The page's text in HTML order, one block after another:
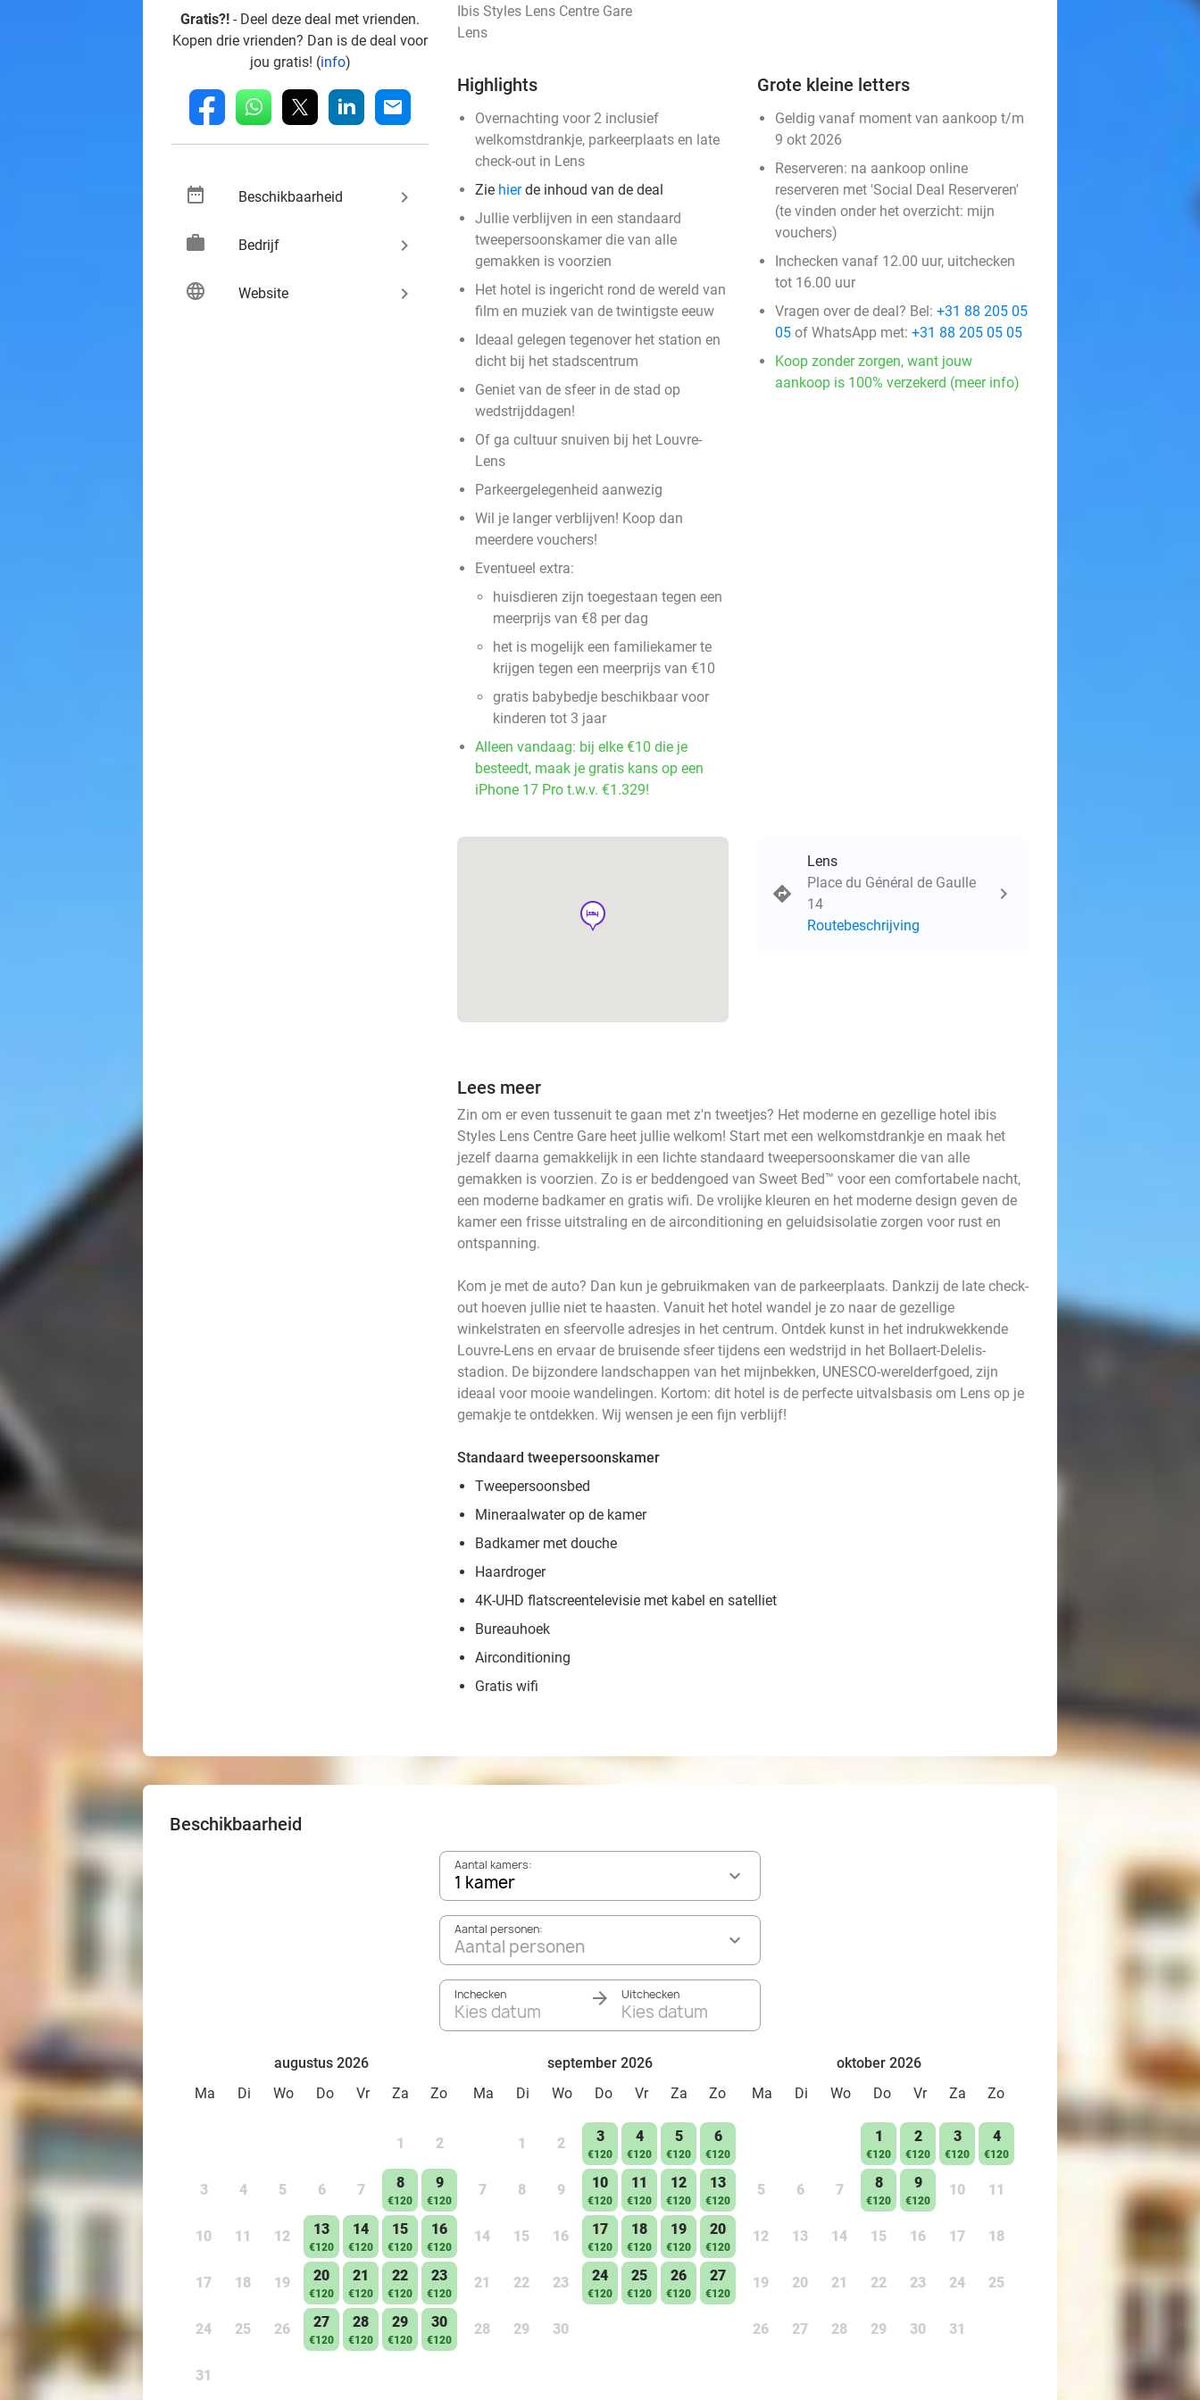
Gratis?! - Deel deze deal met vrienden.
Kopen drie vrienden? Dan is de deal voor
jou gratis! (info)
fb whatsapp linkedin mail
date_range Beschikbaarheid keyboard_arrow_right
work Bedrijf keyboard_arrow_right
language Website keyboard_arrow_right
Ibis Styles Lens Centre Gare
Lens
Highlights
Overnachting voor 2 inclusief
welkomstdrankje, parkeerplaats en late
check-out in Lens
Zie hierde inhoud van de deal
Jullie verblijven in een standaard
tweepersoonskamer die van alle
gemakken is voorzien
Het hotel is ingericht rond de wereld van
film en muziek van de twintigste eeuw
Ideaal gelegen tegenover het station en
dicht bij het stadscentrum
Geniet van de sfeer in de stad op
wedstrijddagen!
Of ga cultuur snuiven bij het Louvre-
Lens
Parkeergelegenheid aanwezig
Wil je langer verblijven! Koop dan
meerdere vouchers!
Eventueel extra:
huisdieren zijn toegestaan tegen een
meerprijs van €8 per dag
het is mogelijk een familiekamer te
krijgen tegen een meerprijs van €10
gratis babybedje beschikbaar voor
kinderen tot 3 jaar
Alleen vandaag: bij elke €10 die je
besteedt, maak je gratis kans op een
iPhone 17 Pro t.w.v. €1.329!
Grote kleine letters
Geldig vanaf moment van aankoop t/m
9 okt 2026
Reserveren: na aankoop online
reserveren met 'Social Deal Reserveren'
(te vinden onder het overzicht: mijn
vouchers)
Inchecken vanaf 12.00 uur, uitchecken
tot 16.00 uur
Vragen over de deal? Bel: +31 88 205 05
05 of WhatsApp met: +31 88 205 05 05
Koop zonder zorgen, want jouw
aankoop is 100% verzekerd (meer info)
hotel
Lens
Place du Général de Gaulle
14
Routebeschrijving
Lees meer
Zin om er even tussenuit te gaan met z'n tweetjes? Het moderne en gezellige hotel ibis
Styles Lens Centre Gare heet jullie welkom! Start met een welkomstdrankje en maak het
jezelf daarna gemakkelijk in een lichte standaard tweepersoonskamer die van alle
gemakken is voorzien. Zo is er beddengoed van Sweet Bed™ voor een comfortabele nacht,
een moderne badkamer en gratis wifi. De vrolijke kleuren en het moderne design geven de
kamer een frisse uitstraling en de airconditioning en geluidsisolatie zorgen voor rust en
ontspanning.
Kom je met de auto? Dan kun je gebruikmaken van de parkeerplaats. Dankzij de late check-
out hoeven jullie niet te haasten. Vanuit het hotel wandel je zo naar de gezellige
winkelstraten en sfeervolle adresjes in het centrum. Ontdek kunst in het indrukwekkende
Louvre-Lens en ervaar de bruisende sfeer tijdens een wedstrijd in het Bollaert-Delelis-
stadion. De bijzondere landschappen van het mijnbekken, UNESCO-werelderfgoed, zijn
ideaal voor mooie wandelingen. Kortom: dit hotel is de perfecte uitvalsbasis om Lens op je
gemakje te ontdekken. Wij wensen je een fijn verblijf!
Standaard tweepersoonskamer
Tweepersoonsbed
Mineraalwater op de kamer
Badkamer met douche
Haardroger
4K-UHD flatscreentelevisie met kabel en satelliet
Bureauhoek
Airconditioning
Gratis wifi
Beschikbaarheid
Aantal kamers:
1 kamer
Aantal personen:
Aantal personen
Inchecken
Kies datum
Uitchecken
Kies datum
augustus 2026
Ma
Di Wo Do Vr Za Zo
1 2
3 4 5 6 7 8
€120
9
€120
10 11 12 13
€120
14
€120
15
€120
16
€120
17 18 19 20
€120
21
€120
22
€120
23
€120
24 25 26 27
€120
28
€120
29
€120
30
€120
31
september 2026
Ma
Di Wo Do Vr Za Zo
1 2 3
€120
4
€120
5
€120
6
€120
7 8 9 10
€120
11
€120
12
€120
13
€120
14 15 16 17
€120
18
€120
19
€120
20
€120
21 22 23 24
€120
25
€120
26
€120
27
€120
28 29 30
oktober 2026
Ma
Di Wo Do Vr Za Zo
1
€120
2
€120
3
€120
4
€120
5 6 7 8
€120
9
€120
10 11
12 13 14 15 16 17 18
19 20 21 22 23 24 25
26 27 28 29 30 31